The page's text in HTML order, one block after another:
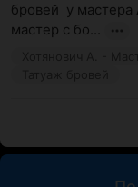
бровей  у мастера
мастер с бо...